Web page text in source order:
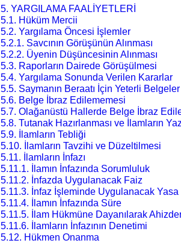
5. YARGILAMA FAALİYETLERİ
5.1. Hüküm Mercii
5.2. Yargılama Öncesi İşlemler
5.2.1. Savcının Görüşünün Alınması
5.2.2. Üyenin Düşüncesinin Alınması
5.3. Raporların Dairede Görüşülmesi
5.4. Yargılama Sonunda Verilen Kararlar
5.5. Saymanın Beraatı İçin Yeterli Belgeler
5.6. Belge İbraz Edilememesi
5.7. Olağanüstü Hallerde Belge İbraz
5.8. Tutanak Hazırlanması ve İlamların
5.9. İlamların Tebliği
5.10. İlamların Tavzihi ve Düzeltilmesi
5.11. İlamların İnfazı
5.11.1. İlamın İnfazında Sorumluluk
5.11.2. İnfazda Uygulanacak Faiz
5.11.3. İnfaz İşleminde Uygulanacak Yasa
5.11.4. İlamın İnfazında Süre
5.11.5. İlam Hükmüne Dayanılarak
5.11.6. İlamların İnfazının Denetimi
5.12. Hükmen Onanma